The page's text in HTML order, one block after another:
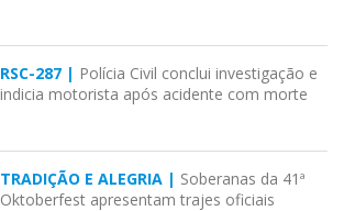
RSC-287 | Polícia Civil conclui investigação e
indicia motorista após acidente com morte
TRADIÇÃO E ALEGRIA | Soberanas da 41ª
Oktoberfest apresentam trajes oficiais